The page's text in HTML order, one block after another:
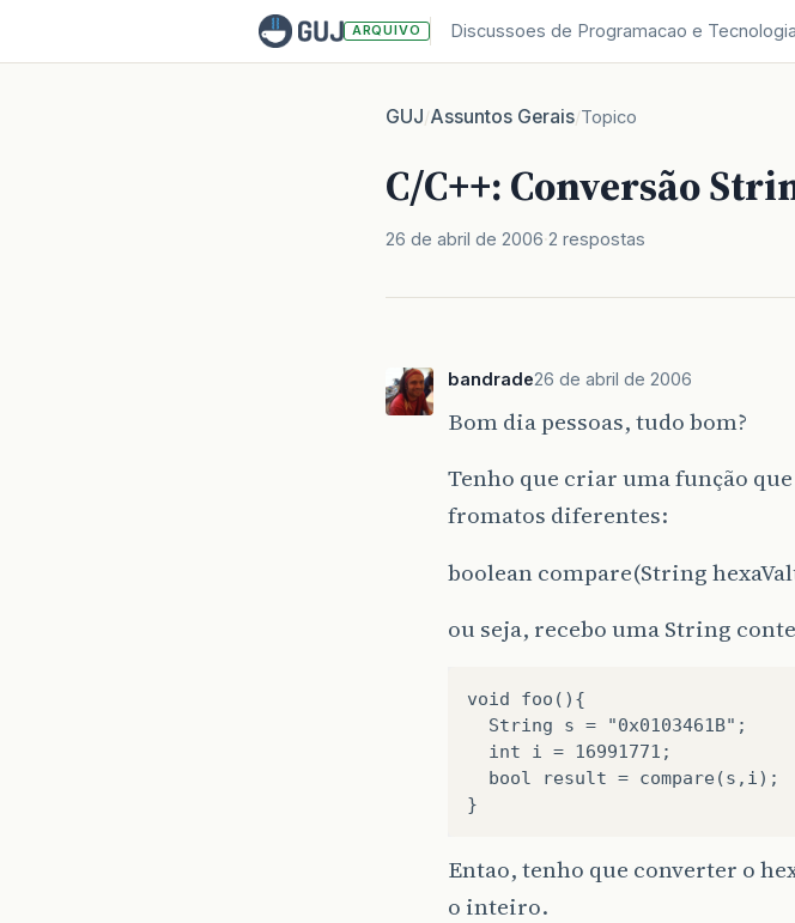
ARQUIVO Discussoes de Programacao e Tecnologia
GUJ/Assuntos Gerais/Topico
C/C++: Conversão
26 de abril de 2006 2 respostas
bandrade26 de abril de 2006
Bom dia pessoas, tudo bom?
Tenho que criar uma função
fromatos diferentes:
boolean compare(String
ou seja, recebo uma String
void foo(){
  String s = "0x0103461B";
  int i = 16991771;
  bool result = compare(s,i);
Entao, tenho que converter o
o inteiro.